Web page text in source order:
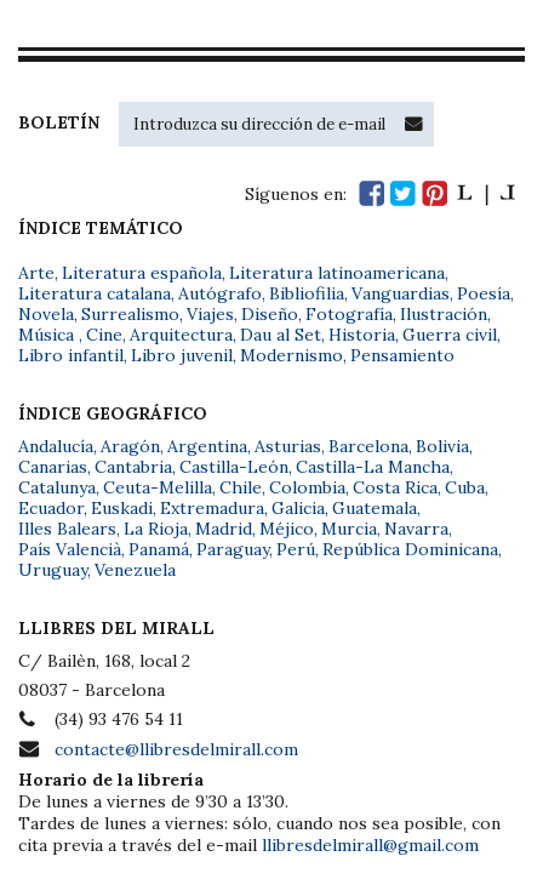
BOLETÍN
Síguenos en:
ÍNDICE TEMÁTICO
Arte, Literatura española, Literatura latinoamericana,
Literatura catalana, Autógrafo, Bibliofilia, Vanguardias, Poesía,
Novela, Surrealismo, Viajes, Diseño, Fotografía, Ilustración,
Música , Cine, Arquitectura, Dau al Set, Historia, Guerra civil,
Libro infantil, Libro juvenil, Modernismo, Pensamiento
ÍNDICE GEOGRÁFICO
Andalucía, Aragón, Argentina, Asturias, Barcelona, Bolivia,
Canarias, Cantabria, Castilla-León, Castilla-La Mancha,
Catalunya, Ceuta-Melilla, Chile, Colombia, Costa Rica, Cuba,
Ecuador, Euskadi, Extremadura, Galicia, Guatemala,
Illes Balears, La Rioja, Madrid, Méjico, Murcia, Navarra,
País Valencià, Panamá, Paraguay, Perú, República Dominicana,
Uruguay, Venezuela
LLIBRES DEL MIRALL
C/ Bailèn, 168, local 2
08037 - Barcelona
(34) 93 476 54 11
contacte@llibresdelmirall.com
Horario de la librería
De lunes a viernes de 9’30 a 13’30.
Tardes de lunes a viernes: sólo, cuando nos sea posible, con
cita previa a través del e-mail llibresdelmirall@gmail.com